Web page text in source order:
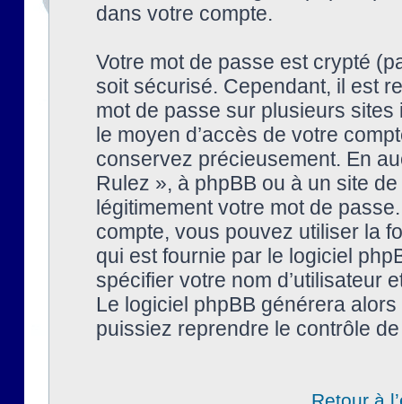
dans votre compte.
Votre mot de passe est crypté
soit sécurisé. Cependant, il est
mot de passe sur plusieurs
le moyen d’accès de votre
conservez précieusement. En
Rulez », à phpBB ou à un site
légitimement votre mot de
compte, vous pouvez utiliser la
qui est fournie par le logiciel
spécifier votre nom d’utilisateur
Le logiciel phpBB générera
puissiez reprendre le contrôle